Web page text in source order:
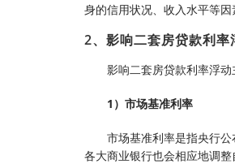
身的信用状况、收入水平等因
2、影响二套房贷款利率
影响二套房贷款利率浮动
1）市场基准利率
市场基准利率是指央行
各大商业银行也会相应地调整